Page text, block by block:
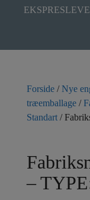
Forside /Nye
træemballage /
Standart /
–